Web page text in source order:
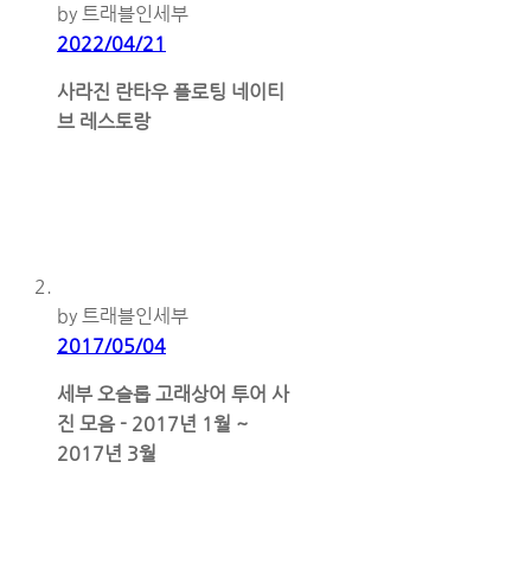
by 트래블인세부
2022/04/21
사라진 란타우 플로팅 네이티
브 레스토랑
by 트래블인세부
2017/05/04
세부 오슬롭 고래상어 투어 사
진 모음 - 2017년 1월 ~
2017년 3월